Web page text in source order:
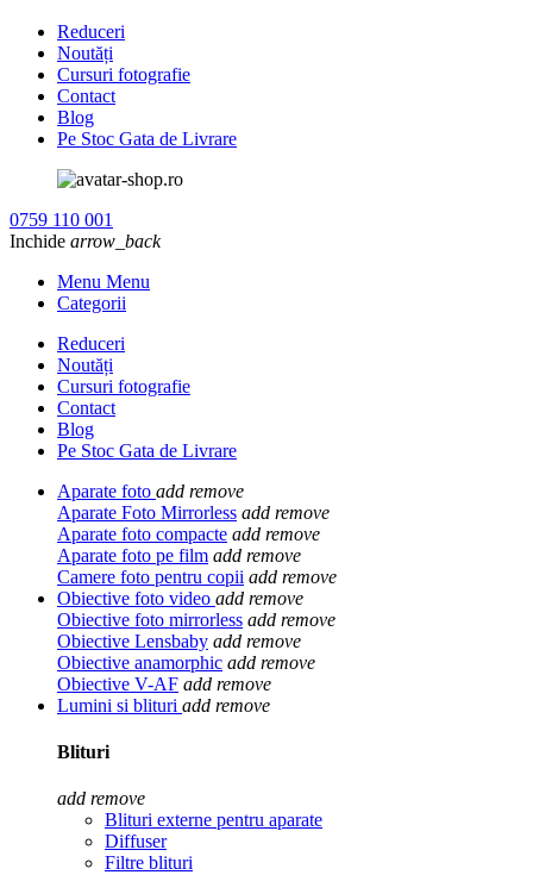
Reduceri
Noutăți
Cursuri fotografie
Contact
Blog
Pe Stoc Gata de Livrare
0759 110 001
Inchide arrow_back
Menu Menu
Categorii
Reduceri
Noutăți
Cursuri fotografie
Contact
Blog
Pe Stoc Gata de Livrare
Aparate foto add remove
Aparate Foto Mirrorless add remove
Aparate foto compacte add remove
Aparate foto pe film add remove
Camere foto pentru copii add remove
Obiective foto video add remove
Obiective foto mirrorless add remove
Obiective Lensbaby add remove
Obiective anamorphic add remove
Obiective V-AF add remove
Lumini si blituri add remove
Blituri
add remove
Blituri externe pentru aparate
Diffuser
Filtre blituri